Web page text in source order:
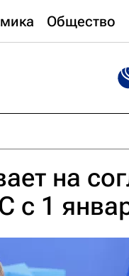
Общество
на
с 1